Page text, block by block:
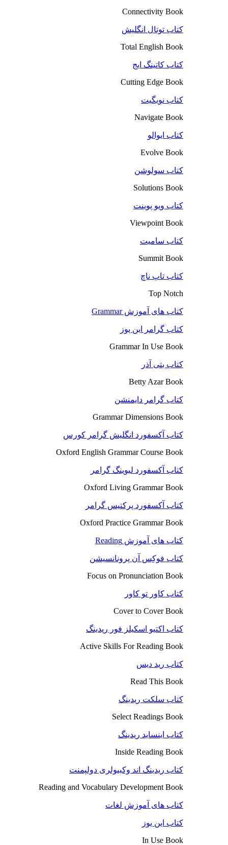
Connectivity Book
کتاب توتال انگلیش
Total English Book
کتاب کاتینگ ایج
Cutting Edge Book
کتاب نویگیت
Navigate Book
کتاب ایوالو
Evolve Book
کتاب سولوشن
Solutions Book
کتاب ویو پوینت
Viewpoint Book
کتاب سامیت
Summit Book
کتاب تاپ ناچ
Top Notch
کتاب های آموزش Grammar
کتاب گرامر این یوز
Grammar In Use Book
کتاب بتی آذر
Betty Azar Book
کتاب گرامر دایمنشن
Grammar Dimensions Book
کتاب آکسفورد انگلیش گرامر کورس
Oxford English Grammar Course Book
کتاب آکسفورد لیوینگ گرامر
Oxford Living Grammar Book
کتاب آکسفورد پرکتیس گرامر
Oxford Practice Grammar Book
کتاب های آموزش Reading
کتاب فوکِس آن پرونانسیشن
Focus on Pronunciation Book
کتاب کاور تو کاور
Cover to Cover Book
کتاب اکتیو اسکیلز فور ریدینگ
Active Skills For Reading Book
کتاب رید دیس
Read This Book
کتاب سلکت ریدینگ
Select Readings Book
کتاب اینساید ریدینگ
Inside Reading Book
کتاب ریدینگ اند وکبیولری دولپمنت
Reading and Vocabulary Development Book
کتاب های آموزش لغات
کتاب این یوز
In Use Book